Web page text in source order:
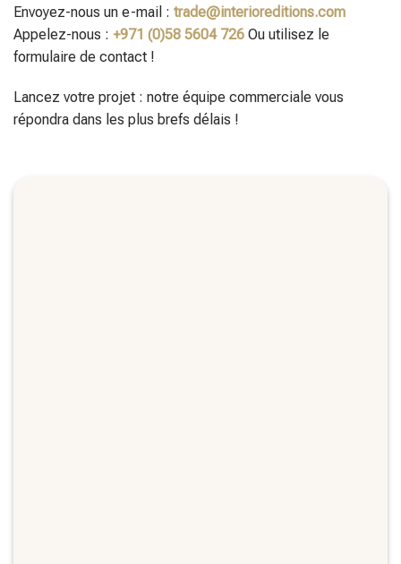
Envoyez-nous un e-mail : trade@interioreditions.com
Appelez-nous : +971 (0)58 5604 726 Ou utilisez le
formulaire de contact !
Lancez votre projet : notre équipe commerciale vous
répondra dans les plus brefs délais !